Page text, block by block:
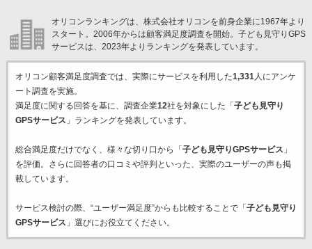
オリコンランキングは、株式会社オリコンを前身企業に1967年より
スタート。2006年からは顧客満足度調査を開始。子ども見守りGPS
サービスは、2023年よりランキングを発表しています。
オリコン顧客満足度調査では、実際にサービスを利用した1,331人にアンケ
ート調査を実施。
満足度に関する回答を基に、調査企業12社を対象にした「 子ども見守り
GPSサービス 」ランキングを発表しています。
総合満足度だけでなく、様々な切り口から「 子ども見守りGPSサービス 」
を評価。さらに回答者の口コミや評判といった、実際のユーザーの声も掲
載しています。
サービス検討の際、“ユーザー満足度”からも比較することで「 子ども見守り
GPSサービス 」選びにお役立てください。